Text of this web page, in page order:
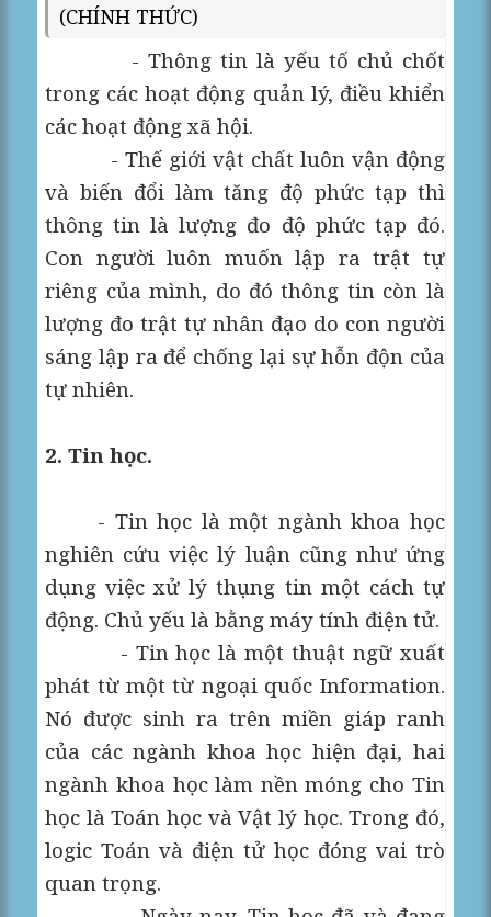
(CHÍNH THỨC)
- Thông tin là yếu tố chủ chốt
trong các hoạt động quản lý, điều khiển
các hoạt động xã hội.
- Thế giới vật chất luôn vận động
và biến đổi làm tăng độ phức tạp thì
thông tin là lượng đo độ phức tạp đó.
Con người luôn muốn lập ra trật tự
riêng của mình, do đó thông tin còn là
lượng đo trật tự nhân đạo do con người
sáng lập ra để chống lại sự hỗn độn của
tự nhiên.
2. Tin học.
- Tin học là một ngành khoa học
nghiên cứu việc lý luận cũng như ứng
dụng việc xử lý thụng tin một cách tự
động. Chủ yếu là bằng máy tính điện tử.
- Tin học là một thuật ngữ xuất
phát từ một từ ngoại quốc Information.
Nó được sinh ra trên miền giáp ranh
của các ngành khoa học hiện đại, hai
ngành khoa học làm nền móng cho Tin
học là Toán học và Vật lý học. Trong đó,
logic Toán và điện tử học đóng vai trò
quan trọng.